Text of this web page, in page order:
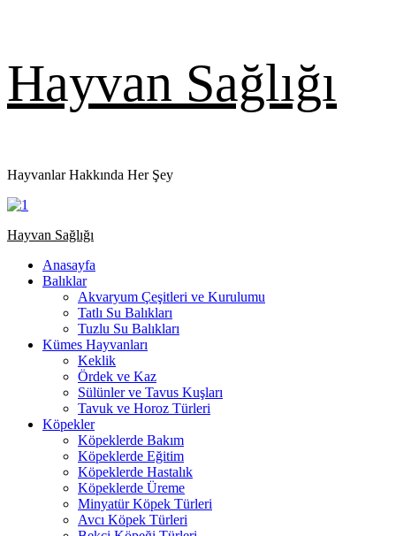
Hayvan Sağlığı
Hayvanlar Hakkında Her Şey
Primary
Hayvan Sağlığı
Anasayfa
Balıklar
Akvaryum Çeşitleri ve Kurulumu
Tatlı Su Balıkları
Tuzlu Su Balıkları
Kümes Hayvanları
Keklik
Ördek ve Kaz
Sülünler ve Tavus Kuşları
Tavuk ve Horoz Türleri
Köpekler
Köpeklerde Bakım
Köpeklerde Eğitim
Köpeklerde Hastalık
Köpeklerde Üreme
Minyatür Köpek Türleri
Avcı Köpek Türleri